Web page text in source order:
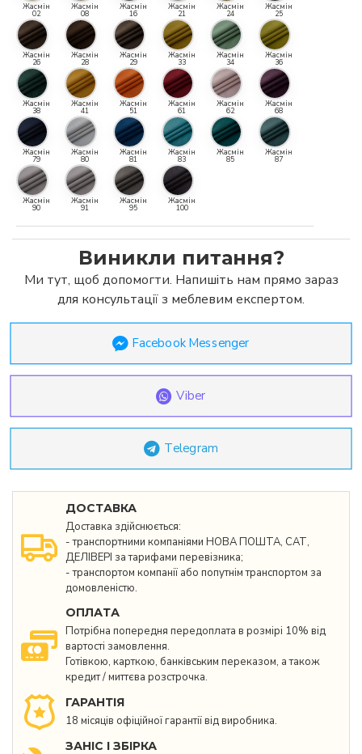
Жасмін
02
Жасмін
08
Жасмін
16
Жасмін
21
Жасмін
24
Жасмін
25
Жасмін
26
Жасмін
28
Жасмін
29
Жасмін
33
Жасмін
34
Жасмін
36
Жасмін
38
Жасмін
41
Жасмін
51
Жасмін
61
Жасмін
62
Жасмін
68
Жасмін
79
Жасмін
80
Жасмін
81
Жасмін
83
Жасмін
85
Жасмін
87
Жасмін
90
Жасмін
91
Жасмін
95
Жасмін
100
ДОСТАВКА
Доставка здійснюється:
- транспортними компаніями НОВА ПОШТА, САТ,
ДЕЛІВЕРІ за тарифами перевізника;
- транспортом компанії або попутнім транспортом за
домовленістю.
ОПЛАТА
Потрібна попередня передоплата в розмірі 10% від
вартості замовлення.
Готівкою, карткою, банківським переказом, а також
кредит / миттєва розстрочка.
ГАРАНТІЯ
18 місяців офіційної гарантії від виробника.
ЗАНІС І ЗБІРКА
Виникли питання?
Ми тут, щоб допомогти. Напишіть нам прямо зараз
для консультації з меблевим експертом.
Facebook Messenger
Viber
Telegram